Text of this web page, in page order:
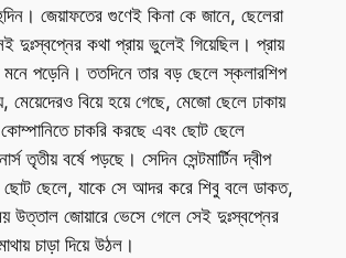
জেয়াফতের গুণেই কিনা কে জানে, ছেলেরা
দুঃস্বপ্নের কথা প্রায় ভুলেই গিয়েছিল। প্রায়
পড়েনি। ততদিনে তার বড় ছেলে স্কলারশিপ
মেয়েদেরও বিয়ে হয়ে গেছে, মেজো ছেলে ঢাকায়
চাকরি করছে এবং ছোট ছেলে
তৃতীয় বর্ষে পড়ছে। সেদিন সেন্টমার্টিন দ্বীপ
ছোট ছেলে, যাকে সে আদর করে শিবু বলে ডাকত,
উত্তাল জোয়ারে ভেসে গেলে সেই দুঃস্বপ্নের
চাড়া দিয়ে উঠল।